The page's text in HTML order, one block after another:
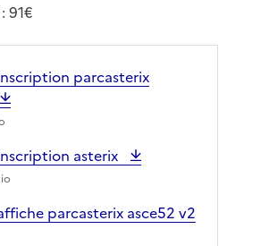
91€
parcasterix
asterix
parcasterix asce52 v2